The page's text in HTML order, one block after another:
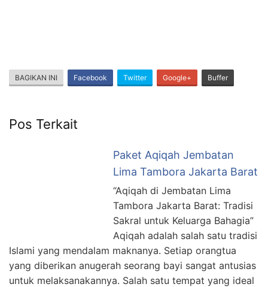
BAGIKAN INI Facebook Twitter Google+ Buffer
Pos Terkait
Paket Aqiqah Jembatan
Lima Tambora Jakarta Barat
“Aqiqah di Jembatan Lima
Tambora Jakarta Barat: Tradisi
Sakral untuk Keluarga Bahagia”
Aqiqah adalah salah satu tradisi
Islami yang mendalam maknanya. Setiap orangtua
yang diberikan anugerah seorang bayi sangat antusias
untuk melaksanakannya. Salah satu tempat yang ideal